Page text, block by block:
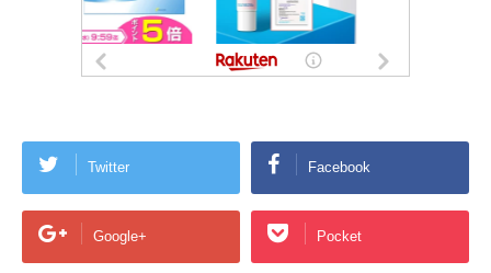
Twitter Facebook
Google+ Pocket